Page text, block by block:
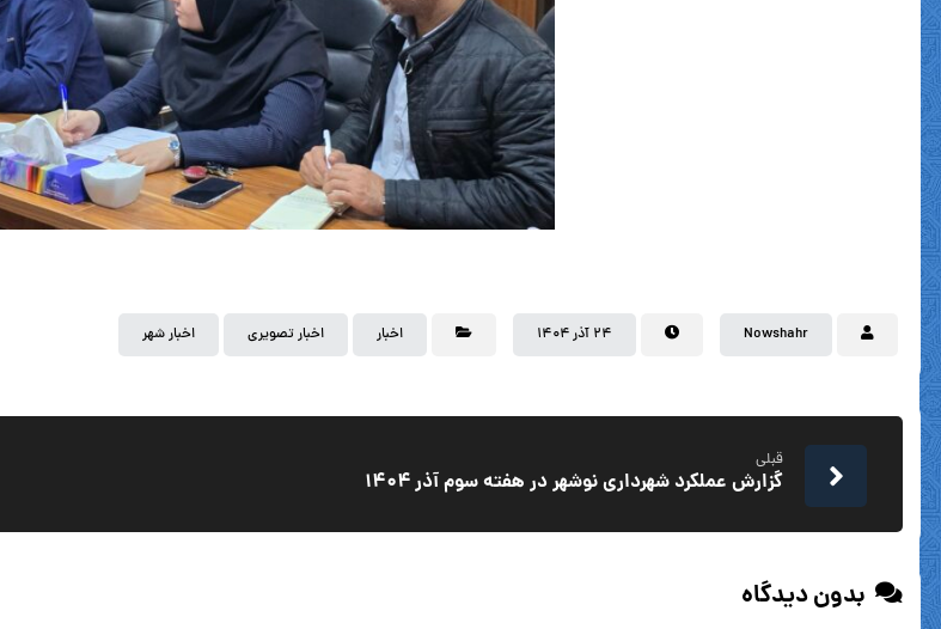
Nowshahr ۲۴ آذر ۱۴۰۴ اخبار اخبار تصویری اخبار شهر
قبلی
گزارش عملکرد شهرداری نوشهر در هفته سوم آذر ۱۴۰۴
بدون دیدگاه